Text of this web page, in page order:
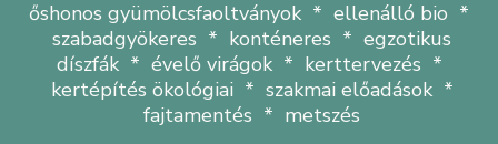
őshonos gyümölcsfaoltványok * ellenálló bio *
szabadgyökeres * konténeres * egzotikus
díszfák * évelő virágok * kerttervezés *
kertépítés ökológiai * szakmai előadások *
fajtamentés * metszés